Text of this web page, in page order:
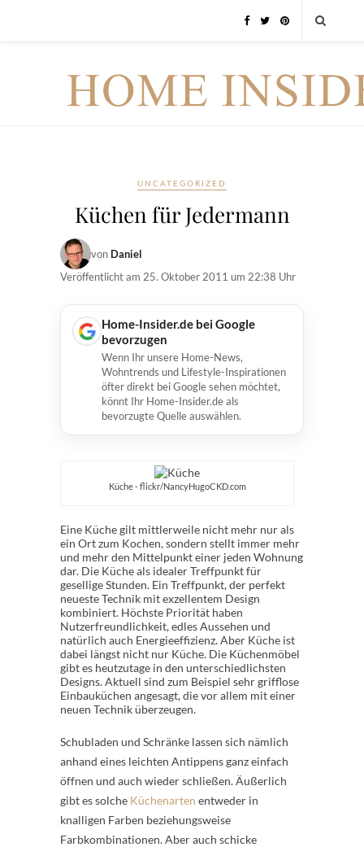
UNCATEGORIZED
Küchen für Jedermann
von Daniel
Veröffentlicht am 25. Oktober 2011 um 22:38 Uhr
Home-Insider.de bei Google
bevorzugen
Wenn Ihr unsere Home-News,
Wohntrends und Lifestyle-Inspirationen
öfter direkt bei Google sehen möchtet,
könnt Ihr Home-Insider.de als
bevorzugte Quelle auswählen.
Küche - flickr/NancyHugoCKD.com
Eine Küche gilt mittlerweile nicht mehr nur als
ein Ort zum Kochen, sondern stellt immer mehr
und mehr den Mittelpunkt einer jeden Wohnung
dar. Die Küche als idealer Treffpunkt für
gesellige Stunden. Ein Treffpunkt, der perfekt
neueste Technik mit exzellentem Design
kombiniert. Höchste Priorität haben
Nutzerfreundlichkeit, edles Aussehen und
natürlich auch Energieeffizienz. Aber Küche ist
dabei längst nicht nur Küche. Die Küchenmöbel
gibt es heutzutage in den unterschiedlichsten
Designs. Aktuell sind zum Beispiel sehr grifflose
Einbauküchen angesagt, die vor allem mit einer
neuen Technik überzeugen.
Schubladen und Schränke lassen sich nämlich
anhand eines leichten Antippens ganz einfach
öffnen und auch wieder schließen. Äußerlich
gibt es solche Küchenarten entweder in
knalligen Farben beziehungsweise
Farbkombinationen. Aber auch schicke